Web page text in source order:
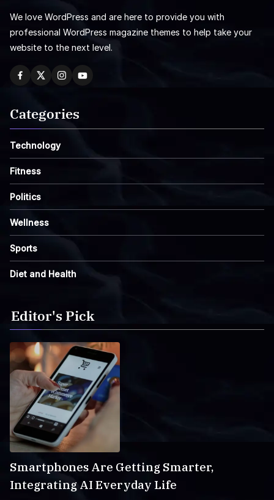
We love WordPress and are here to provide you with
professional WordPress magazine themes to help take your
website to the next level.
Categories
Technology
Fitness
Politics
Wellness
Sports
Diet and Health
Editor's Pick
Smartphones Are Getting Smarter,
Integrating AI Everyday Life